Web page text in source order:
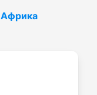
Африка